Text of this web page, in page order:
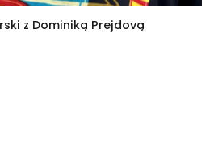
z Dominiką Prejdovą